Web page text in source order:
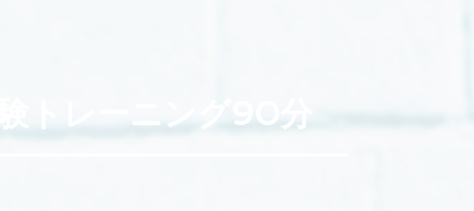
験トレーニング90分